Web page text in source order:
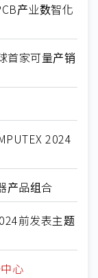
产业数智化
首家可量产销
2024
产品组合
前发表主题
心